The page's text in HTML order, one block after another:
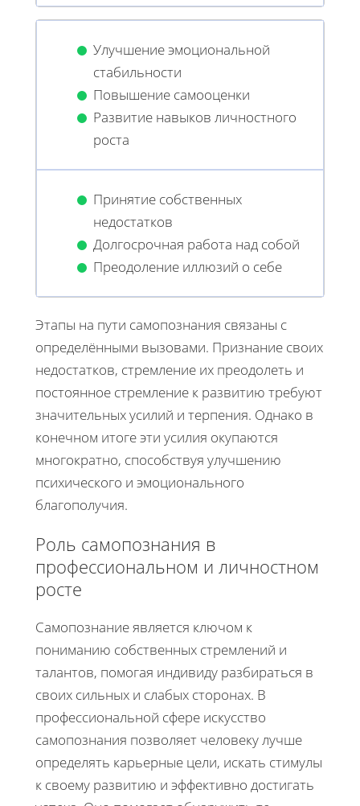
Улучшение эмоциональной
стабильности
Повышение самооценки
Развитие навыков личностного
роста
Принятие собственных
недостатков
Долгосрочная работа над собой
Преодоление иллюзий о себе
Этапы на пути самопознания связаны с
определёнными вызовами. Признание своих
недостатков, стремление их преодолеть и
постоянное стремление к развитию требуют
значительных усилий и терпения. Однако в
конечном итоге эти усилия окупаются
многократно, способствуя улучшению
психического и эмоционального
благополучия.
Роль самопознания в
профессиональном и личностном
росте
Самопознание является ключом к
пониманию собственных стремлений и
талантов, помогая индивиду разбираться в
своих сильных и слабых сторонах. В
профессиональной сфере искусство
самопознания позволяет человеку лучше
определять карьерные цели, искать стимулы
к своему развитию и эффективно достигать